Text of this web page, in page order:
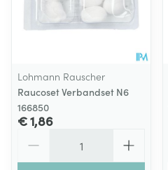
Lohmann Rauscher
Raucoset Verbandset N6
166850
€ 1,86